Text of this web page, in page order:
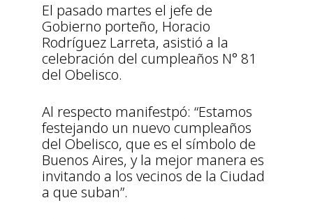
El pasado martes el jefe de
Gobierno porteño, Horacio
Rodríguez Larreta, asistió a la
celebración del cumpleaños N° 81
del Obelisco.
Al respecto manifestpó: “Estamos
festejando un nuevo cumpleaños
del Obelisco, que es el símbolo de
Buenos Aires, y la mejor manera es
invitando a los vecinos de la Ciudad
a que suban”.